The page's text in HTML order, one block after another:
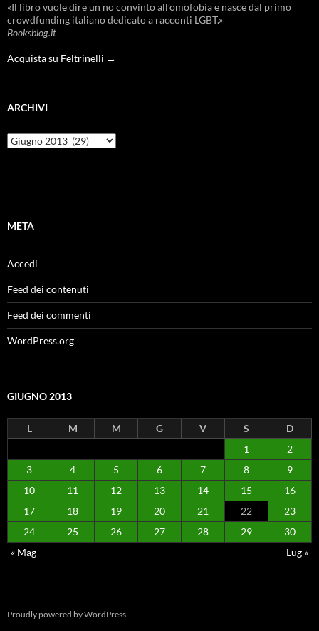
«Il libro vuole dire un no convinto all’omofobia e nasce dal primo
crowdfunding italiano dedicato a racconti LGBT.»
Booksblog.it
Acquista su Feltrinelli →
ARCHIVI
Archivi
META
Accedi
Feed dei contenuti
Feed dei commenti
WordPress.org
GIUGNO 2013
L M M G V S
D
1
2
3
4 5 6 7 8
9
10
11 12 13 14 15
16
17
18 19 20 21 22
23
24
25 26 27 28 29
30
« Mag
Lug »
Proudly powered by WordPress